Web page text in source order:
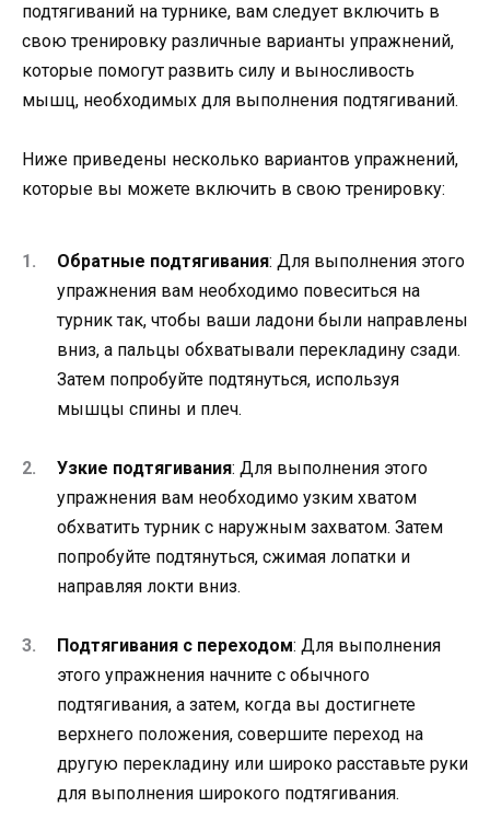
подтягиваний на турнике, вам следует включить в
свою тренировку различные варианты упражнений,
которые помогут развить силу и выносливость
мышц, необходимых для выполнения подтягиваний.
Ниже приведены несколько вариантов упражнений,
которые вы можете включить в свою тренировку:
Обратные подтягивания: Для выполнения этого
упражнения вам необходимо повеситься на
турник так, чтобы ваши ладони были направлены
вниз, а пальцы обхватывали перекладину сзади.
Затем попробуйте подтянуться, используя
мышцы спины и плеч.
Узкие подтягивания: Для выполнения этого
упражнения вам необходимо узким хватом
обхватить турник с наружным захватом. Затем
попробуйте подтянуться, сжимая лопатки и
направляя локти вниз.
Подтягивания с переходом: Для выполнения
этого упражнения начните с обычного
подтягивания, а затем, когда вы достигнете
верхнего положения, совершите переход на
другую перекладину или широко расставьте руки
для выполнения широкого подтягивания.